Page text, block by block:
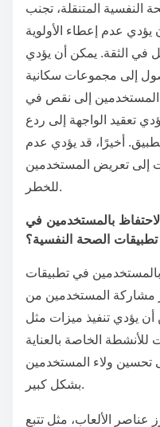
المتنقلة، تجنب
يؤدي عدم إعطاء الأولوية
في الثقة. يمكن أن يؤدي
إلى مجموعات سكانية
المستخدمين إلى نقص في
تعقيد الواجهة إلى ردع
أخيرًا، قد يؤدي عدم
إلى تعريض المستخدمين
للخطر.
بالمستخدمين في
تطبيقات الصحة النفسية؟
في تطبيقات
مشاركة المستخدمين من
يؤدي تنفيذ ميزات مثل
الخاصة بالعناية
تحسين ولاء المستخدمين
بشكل كبير.
عناصر الألعاب، مثل تتبع